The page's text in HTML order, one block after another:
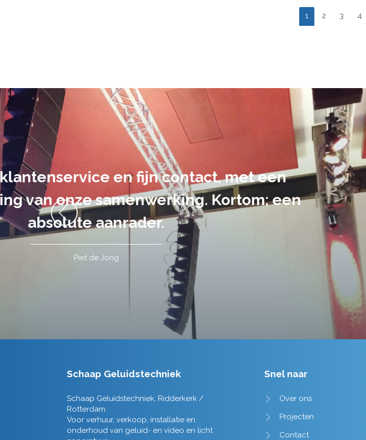
1 2 3 4
De audiovisuele uitvoering
volledig uit handen gegeven en
tot in de puntjes
Tim de Lange
Schaap Geluidstechniek
Schaap Geluidstechniek, Ridderkerk /
Rotterdam.
Voor verhuur, verkoop, installatie en
onderhoud van geluid- en video en licht
Snel naar
Over ons
Projecten
Contact